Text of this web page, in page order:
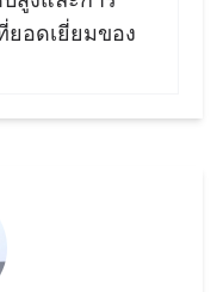
อดเยี่ยมของ